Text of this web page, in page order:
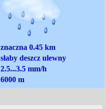
znaczna 0.45 km
słaby deszcz ulewny
2.5...3.5 mm/h
6000 m